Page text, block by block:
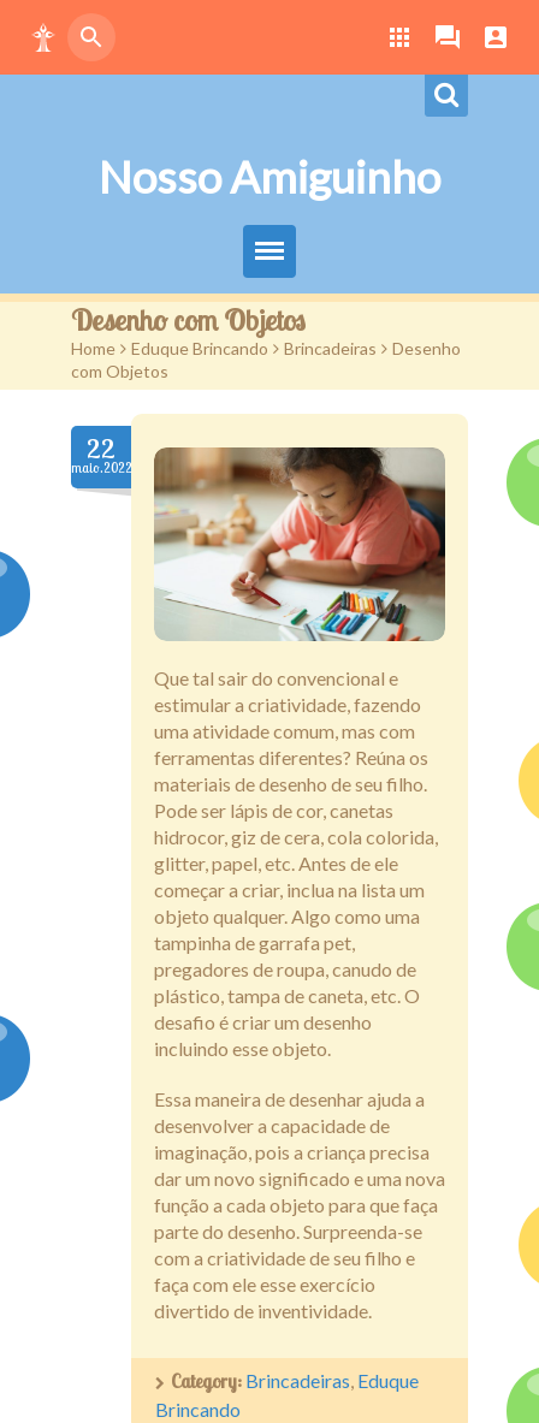
Nosso Amiguinho
Eduque Brincando
Letras
Play
Downloads
Atividades
Assine
Desenho com Objetos
Home > Eduque Brincando > Brincadeiras > Desenho
com Objetos
22
maio.2022
Que tal sair do convencional e
estimular a criatividade, fazendo
uma atividade comum, mas com
ferramentas diferentes? Reúna os
materiais de desenho de seu filho.
Pode ser lápis de cor, canetas
hidrocor, giz de cera, cola colorida,
glitter, papel, etc. Antes de ele
começar a criar, inclua na lista um
objeto qualquer. Algo como uma
tampinha de garrafa pet,
pregadores de roupa, canudo de
plástico, tampa de caneta, etc. O
desafio é criar um desenho
incluindo esse objeto.
Essa maneira de desenhar ajuda a
desenvolver a capacidade de
imaginação, pois a criança precisa
dar um novo significado e uma nova
função a cada objeto para que faça
parte do desenho. Surpreenda-se
com a criatividade de seu filho e
faça com ele esse exercício
divertido de inventividade.
Category: Brincadeiras, Eduque
Brincando